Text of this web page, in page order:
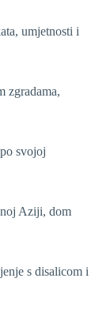
umjetnosti i
zgradama,
svojoj
Aziji, dom
s disalicom i